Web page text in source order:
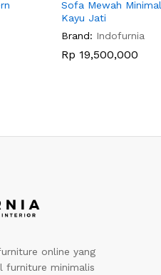
Sofa Mewah
Kayu Jati
Brand: Indofurnia
Rp 19,500,000
online yang
furniture minimalis